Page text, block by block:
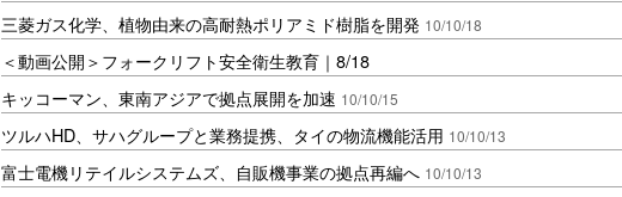
三菱ガス化学、植物由来の高耐熱ポリアミド樹脂を開発 10/10/18
＜動画公開＞フォークリフト安全衛生教育｜8/18
キッコーマン、東南アジアで拠点展開を加速 10/10/15
ツルハHD、サハグループと業務提携、タイの物流機能活用 10/10/13
富士電機リテイルシステムズ、自販機事業の拠点再編へ 10/10/13